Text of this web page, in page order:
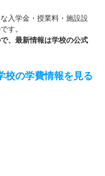
入学金・授業料・施設設
す。
、最新情報は学校の公式
校の学費情報を見る